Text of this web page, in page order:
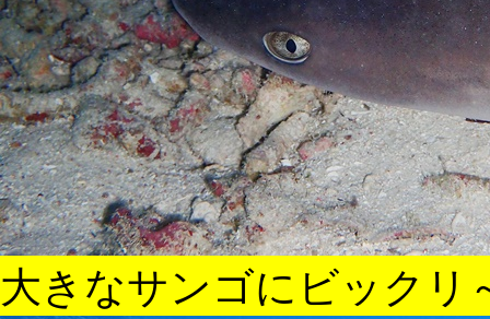
大きなサンゴにビックリ